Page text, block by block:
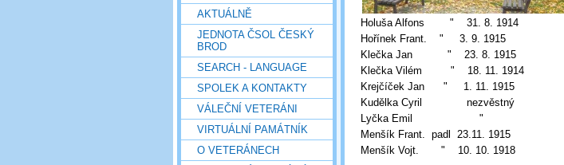
AKTUÁLNĚ
JEDNOTA ČSOL ČESKÝ
BROD
SEARCH - LANGUAGE
SPOLEK A KONTAKTY
VÁLEČNÍ VETERÁNI
VIRTUÁLNÍ PAMÁTNÍK
O VETERÁNECH
Holuša Alfons " 31. 8. 1914
Hořínek Frant. " 3. 9. 1915
Klečka Jan " 23. 8. 1915
Klečka Vilém " 18. 11. 1914
Krejčíček Jan " 1. 11. 1915
Kudělka Cyril nezvěstný
Lyčka Emil "
Menšík Frant. padl 23.11. 1915
Menšík Vojt. " 10. 10. 1918